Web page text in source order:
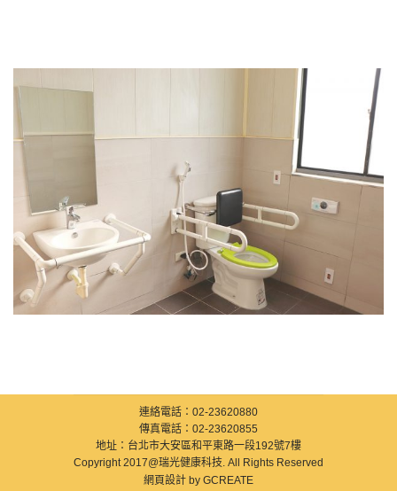
連絡電話：02-23620880
傳真電話：02-23620855
地址：台北市大安區和平東路一段192號7樓
Copyright 2017@瑞光健康科技. All Rights Reserved
網頁設計 by GCREATE